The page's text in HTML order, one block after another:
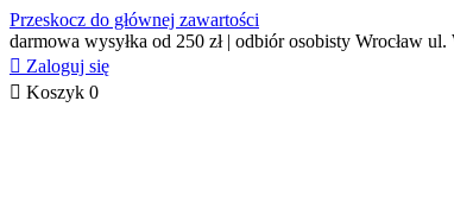
Przeskocz do głównej zawartości
darmowa wysyłka od 250 zł | odbiór osobisty Wrocław
 Zaloguj się
 Koszyk 0